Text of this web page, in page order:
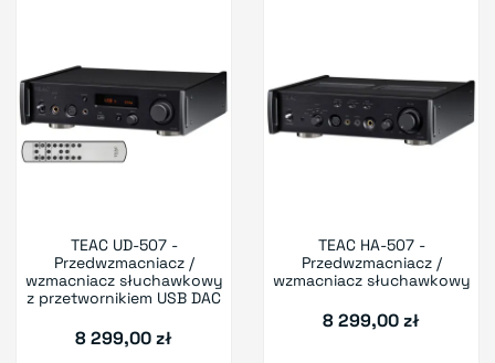
TEAC UD-507 -
Przedwzmacniacz /
wzmacniacz słuchawkowy
z przetwornikiem USB DAC
8 299,00 zł
TEAC HA-507 -
Przedwzmacniacz /
wzmacniacz słuchawkowy
8 299,00 zł